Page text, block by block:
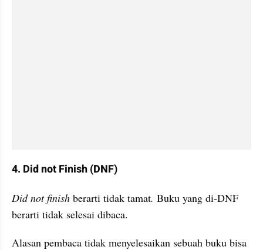
4. Did not Finish (DNF)
Did not finish berarti tidak tamat. Buku yang di-DNF
berarti tidak selesai dibaca.
Alasan pembaca tidak menyelesaikan sebuah buku bisa